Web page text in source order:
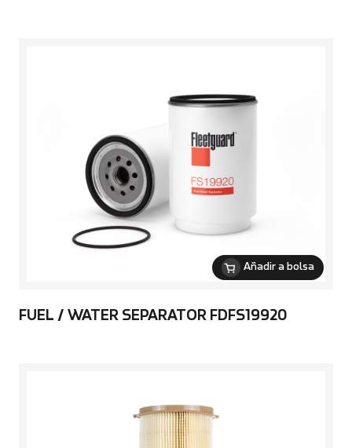
Añadir a bolsa
FUEL / WATER SEPARATOR FDFS19920